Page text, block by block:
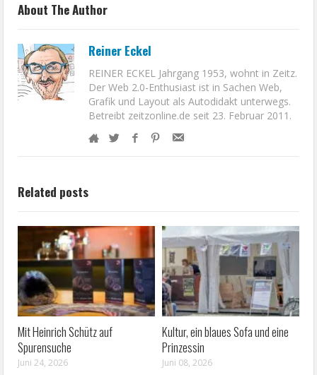
About The Author
Reiner Eckel
REINER ECKEL Jahrgang 1953, wohnt in Zeitz.
Der Web 2.0-Enthusiast ist in Sachen Web,
Grafik und Layout als Autodidakt unterwegs.
Betreibt zeitzonline.de seit 23. Februar 2011.
Related posts
Mit Heinrich Schütz auf
Spurensuche
Juni 24, 2026
Kultur, ein blaues Sofa und eine
Prinzessin
Juni 08, 2026